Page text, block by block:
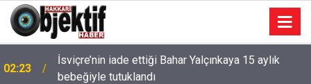
02:23
İsviçre’nin iade ettiği Bahar Yalçınkaya 15 aylık
bebeğiyle tutuklandı